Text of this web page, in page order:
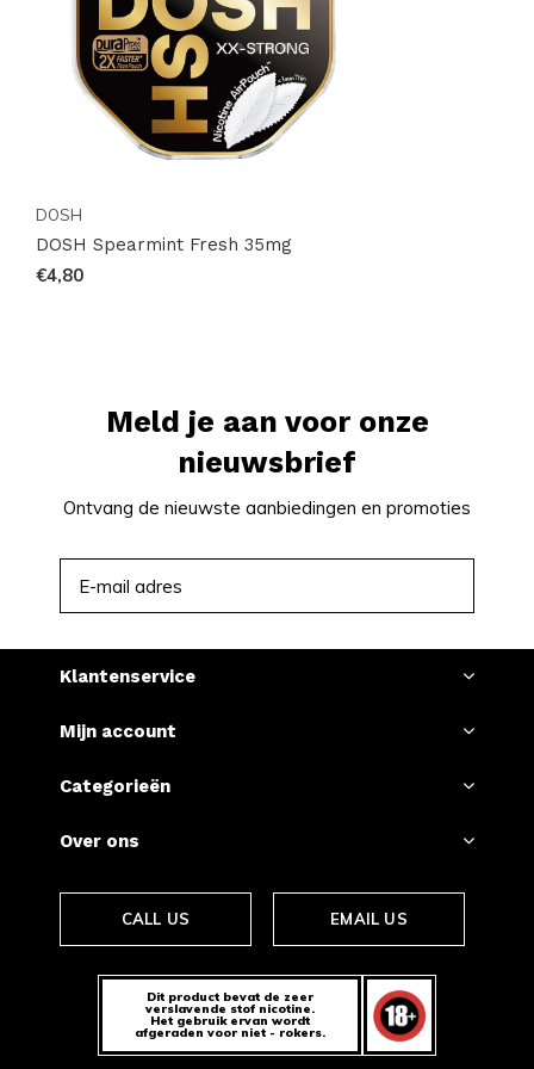
hoogte van nieuwe toevoegingen en
voorraadupdates. Bestel eenvoudig online en geniet
snel van jouw favoriete zakjes.
DOSH
DOSH Spearmint Fresh 35mg
€4,80
Meld je aan voor onze
nieuwsbrief
Ontvang de nieuwste aanbiedingen en promoties
Klantenservice
Mijn account
Categorieën
Over ons
CALL US EMAIL US
Dit product bevat de zeer
verslavende stof nicotine.
Het gebruik ervan wordt
afgeraden voor niet - rokers.